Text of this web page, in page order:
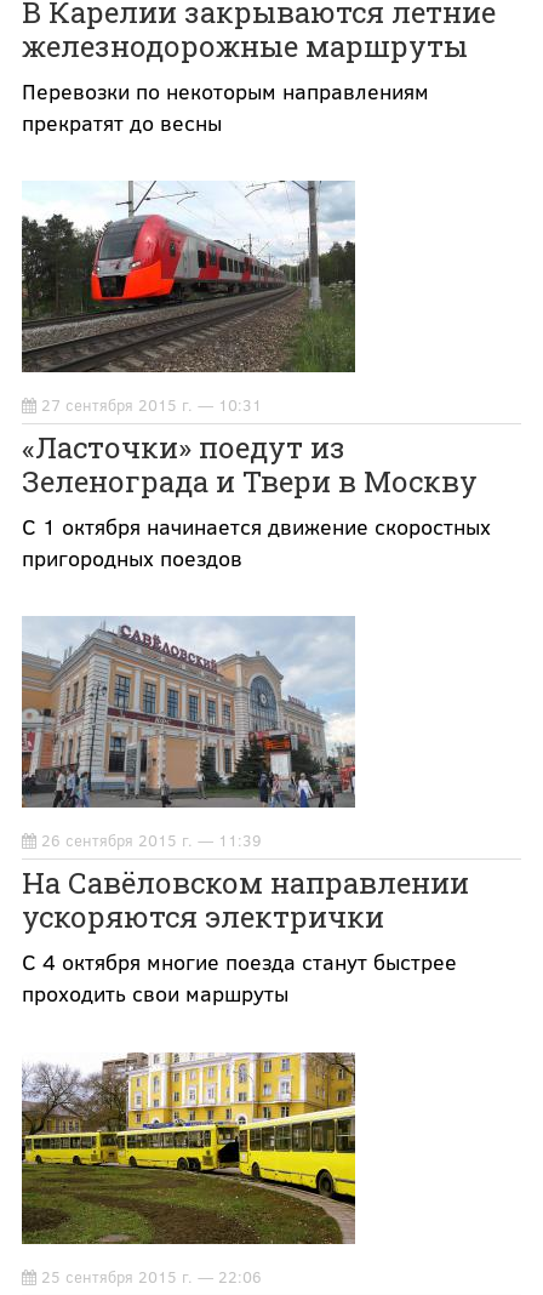
В Карелии закрываются летние
железнодорожные маршруты
Перевозки по некоторым направлениям
прекратят до весны
27 сентября 2015 г. — 10:31
«Ласточки» поедут из
Зеленограда и Твери в Москву
С 1 октября начинается движение скоростных
пригородных поездов
26 сентября 2015 г. — 11:39
На Савёловском направлении
ускоряются электрички
С 4 октября многие поезда станут быстрее
проходить свои маршруты
25 сентября 2015 г. — 22:06